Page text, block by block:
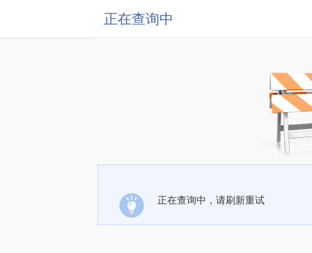
正在查询中
正在查询中，请刷新重试